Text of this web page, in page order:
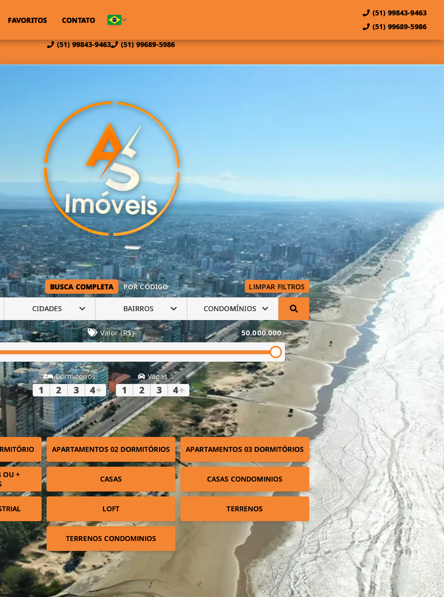
(51) 99843-9463 (51) 99689-5986
FAVORITOS CONTATO
(51) 99843-9463
(51) 99689-5986
BUSCA COMPLETA POR CÓDIGO LIMPAR FILTROS
CIDADES BAIRROS CONDOMÍNIOS
Valor (R$) 50.000.000
Dormitórios
1 2 3 4+
Vagas
1 2 3 4+
APARTAMENTOS 02 DORMITÓRIOS APARTAMENTOS 03 DORMITÓRIOS
OU +
CASAS CASAS CONDOMINIOS
LOFT TERRENOS
TERRENOS CONDOMINIOS